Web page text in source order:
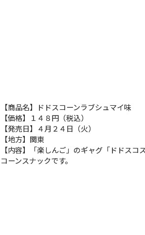
【商品名】ドドスコーンラブシュマイ味
【価格】１４８円（税込）
【発売日】４月２４日（火）
【地方】関東
【内容】「楽しんご」のギャグ「ドドス
コーンスナックです。